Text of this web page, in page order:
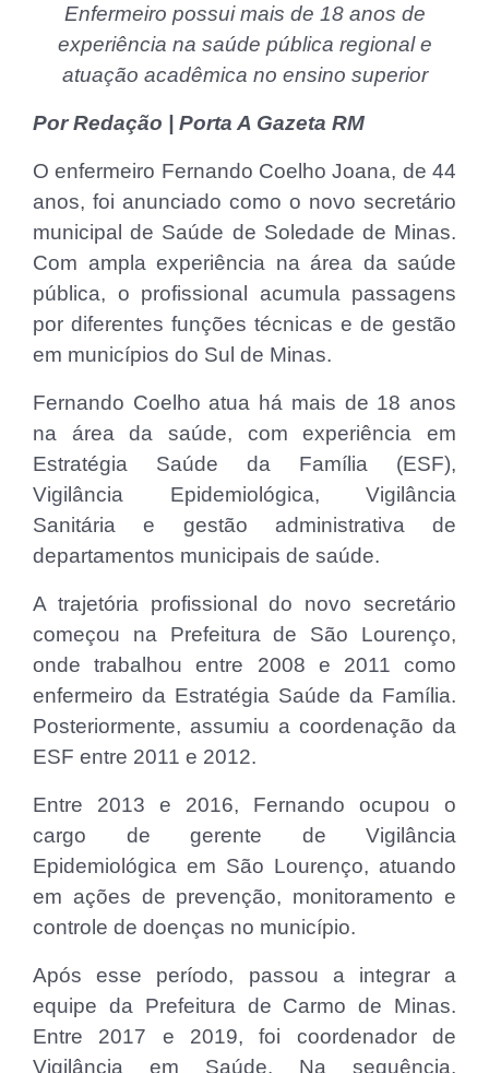
Enfermeiro possui mais de 18 anos de
experiência na saúde pública regional e
atuação acadêmica no ensino superior
Por Redação | Porta A Gazeta RM
O enfermeiro Fernando Coelho Joana, de 44
anos, foi anunciado como o novo secretário
municipal de Saúde de Soledade de Minas.
Com ampla experiência na área da saúde
pública, o profissional acumula passagens
por diferentes funções técnicas e de gestão
em municípios do Sul de Minas.
Fernando Coelho atua há mais de 18 anos
na área da saúde, com experiência em
Estratégia Saúde da Família (ESF),
Vigilância Epidemiológica, Vigilância
Sanitária e gestão administrativa de
departamentos municipais de saúde.
A trajetória profissional do novo secretário
começou na Prefeitura de São Lourenço,
onde trabalhou entre 2008 e 2011 como
enfermeiro da Estratégia Saúde da Família.
Posteriormente, assumiu a coordenação da
ESF entre 2011 e 2012.
Entre 2013 e 2016, Fernando ocupou o
cargo de gerente de Vigilância
Epidemiológica em São Lourenço, atuando
em ações de prevenção, monitoramento e
controle de doenças no município.
Após esse período, passou a integrar a
equipe da Prefeitura de Carmo de Minas.
Entre 2017 e 2019, foi coordenador de
Vigilância em Saúde. Na sequência,